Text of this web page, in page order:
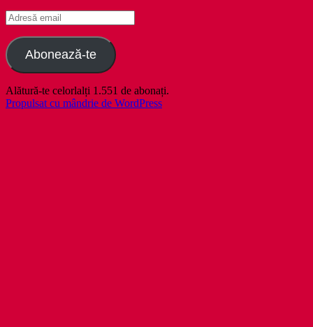
Adresă
email
Abonează-te
Alătură-te celorlalți 1.551 de abonați.
Propulsat cu mândrie de WordPress